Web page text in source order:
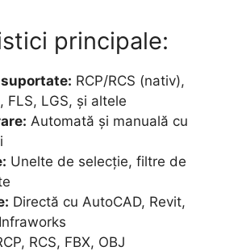
principale:
RCP/RCS (nativ),
FLS, LGS, și altele
Automată și manuală cu
Unelte de selecție, filtre de
Directă cu AutoCAD, Revit,
RCS, FBX, OBJ